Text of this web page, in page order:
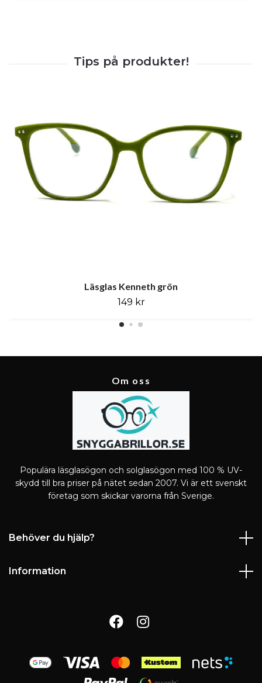
Läsglas Kenneth grön
149 kr
Om oss
Populära läsglasögon och solglasögon med 100 % UV-
skydd till bra priser på nätet sedan 2007. Vi är ett svenskt
företag som skickar varorna från Sverige.
Behöver du hjälp?
Information